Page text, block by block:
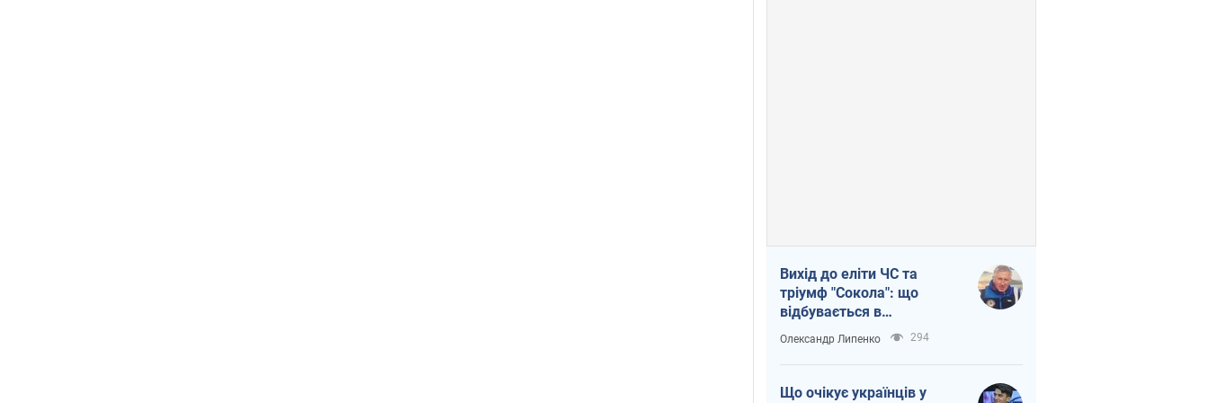
Вихід до еліти ЧС та
тріумф "Сокола": що
відбувається в
українському хокеї
Олександр Липенко 294
Що очікує українців у